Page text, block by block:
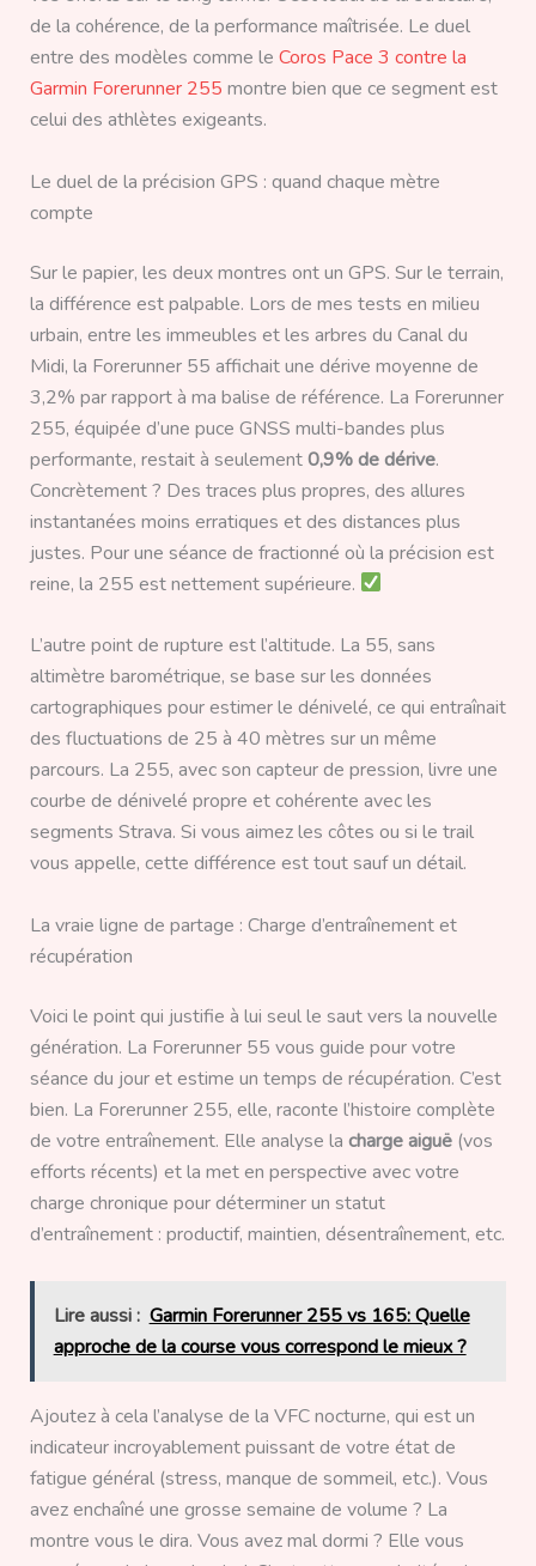
de la cohérence, de la performance maîtrisée. Le duel
entre des modèles comme le Coros Pace 3 contre la
Garmin Forerunner 255 montre bien que ce segment est
celui des athlètes exigeants.
Le duel de la précision GPS : quand chaque mètre
compte
Sur le papier, les deux montres ont un GPS. Sur le terrain,
la différence est palpable. Lors de mes tests en milieu
urbain, entre les immeubles et les arbres du Canal du
Midi, la Forerunner 55 affichait une dérive moyenne de
3,2% par rapport à ma balise de référence. La Forerunner
255, équipée d’une puce GNSS multi-bandes plus
performante, restait à seulement0,9% de dérive.
Concrètement ? Des traces plus propres, des allures
instantanées moins erratiques et des distances plus
justes. Pour une séance de fractionné où la précision est
reine, la 255 est nettement supérieure.
L’autre point de rupture est l’altitude. La 55, sans
altimètre barométrique, se base sur les données
cartographiques pour estimer le dénivelé, ce qui entraînait
des fluctuations de 25 à 40 mètres sur un même
parcours. La 255, avec son capteur de pression, livre une
courbe de dénivelé propre et cohérente avec les
segments Strava. Si vous aimez les côtes ou si le trail
vous appelle, cette différence est tout sauf un détail.
La vraie ligne de partage : Charge d’entraînement et
récupération
Voici le point qui justifie à lui seul le saut vers la nouvelle
génération. La Forerunner 55 vous guide pour votre
séance du jour et estime un temps de récupération. C’est
bien. La Forerunner 255, elle, raconte l’histoire complète
de votre entraînement. Elle analyse la charge aiguë(vos
efforts récents) et la met en perspective avec votre
charge chronique pour déterminer un statut
d’entraînement : productif, maintien, désentraînement, etc.
Lire aussi : Garmin Forerunner 255 vs 165: Quelle
approche de la course vous correspond le mieux ?
Ajoutez à cela l’analyse de la VFC nocturne, qui est un
indicateur incroyablement puissant de votre état de
fatigue général (stress, manque de sommeil, etc.). Vous
avez enchaîné une grosse semaine de volume ? La
montre vous le dira. Vous avez mal dormi ? Elle vous